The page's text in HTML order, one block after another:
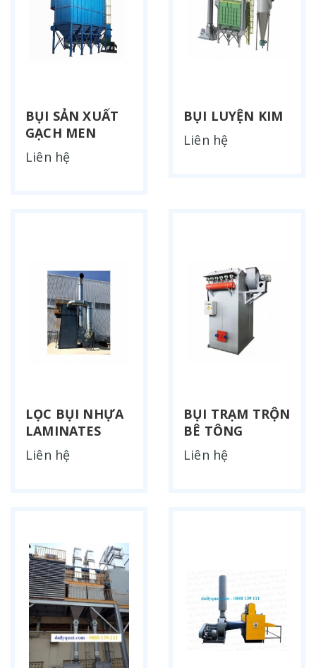
BỤI SẢN XUẤT
GẠCH MEN
Liên hệ
BỤI LUYỆN KIM
Liên hệ
LỌC BỤI NHỰA
LAMINATES
Liên hệ
BỤI TRẠM TRỘN
BÊ TÔNG
Liên hệ